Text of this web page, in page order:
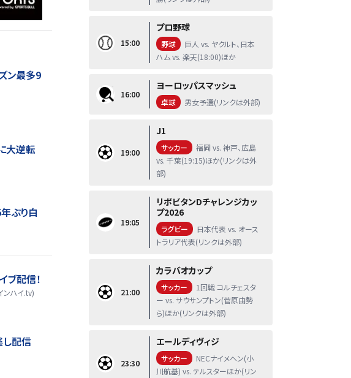
ン最多9
大逆転
ぶり白
ブ配信！
ンハイ.tv)
配信
15:00
プロ野球
野球
巨人 vs. ヤクルト、日本
ハム vs. 楽天(18:00)ほか
16:00
ヨーロッパスマッシュ
卓球 男女予選(リンクは外部)
19:00
J1
サッカー
福岡 vs. 神戸、広島
vs. 千葉(19:15)ほか(リンクは外
部)
19:05
リポビタンDチャレンジカッ
プ2026
ラグビー
日本代表 vs. オース
トラリア代表(リンクは外部)
21:00
カラバオカップ
サッカー
1回戦 コルチェスタ
ー vs. サウサンプトン(菅原由勢
ら)ほか(リンクは外部)
23:30
エールディヴィジ
サッカー
NECナイメヘン(小
川航基) vs. テルスターほか(リン